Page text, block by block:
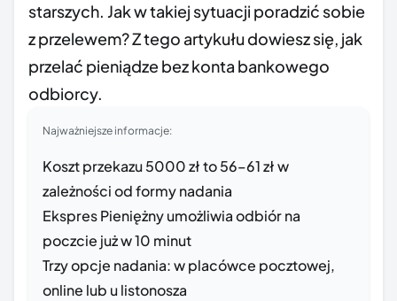
starszych. Jak w takiej sytuacji poradzić sobie
z przelewem? Z tego artykułu dowiesz się, jak
przelać pieniądze bez konta bankowego
odbiorcy.
Najważniejsze informacje:
Koszt przekazu 5000 zł to 56–61 zł w
zależności od formy nadania
Ekspres Pieniężny umożliwia odbiór na
poczcie już w 10 minut
Trzy opcje nadania: w placówce pocztowej,
online lub u listonosza